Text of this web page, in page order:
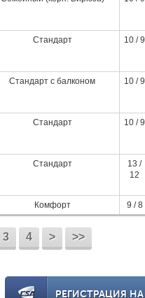
Стандарт 10 / 9
Стандарт с балконом 10 / 9
Стандарт 10 / 9
Стандарт
13 /
12
Комфорт 9 / 8
3 4 > >>
РЕГИСТРАЦИЯ НА